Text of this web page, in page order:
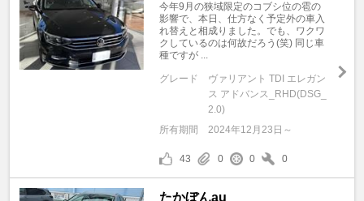
今年9月の狭域限定のコブシ位の雹の
影響で、本日、仕方なく予定外の車入
れ替えと相成りました。でも、ワクワ
クしているのは何故だろう(笑) 同じ車
種ですが ...
グレード
ヴァリアント TDI エレガン
ス アドバンス_RHD(DSG_
2.0)
所有期間
2024年12月23日～
43 0 0 0
たかぼんau